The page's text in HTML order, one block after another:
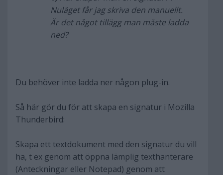
Nuläget får jag skriva den manuellt.
Är det något tillägg man måste ladda
ned?
Du behöver inte ladda ner någon plug-in.
Så här gör du för att skapa en signatur i Mozilla
Thunderbird:
Skapa ett textdokument med den signatur du vill
ha, t ex genom att öppna lämplig texthanterare
(Anteckningar eller Notepad) genom att